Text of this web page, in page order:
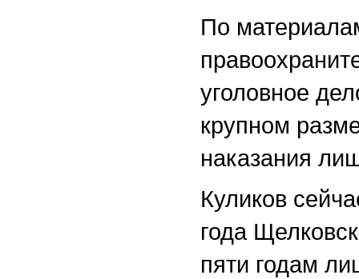
По
уголовное
крупном
наказания
Куликов
года
пяти годам